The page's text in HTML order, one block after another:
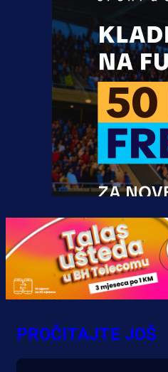
Promo vijesti
MrBit: Isprati
evropska
bonus
PROČITAJTE JOŠ